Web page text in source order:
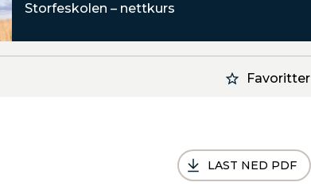
Storfeskolen – nettkurs
Favoritter
LAST NED PDF